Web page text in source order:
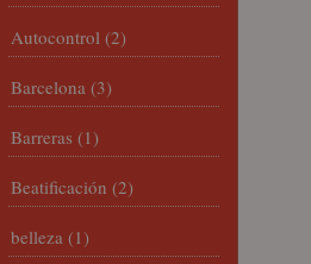
Autocontrol (2)
Barcelona (3)
Barreras (1)
Beatificación (2)
belleza (1)